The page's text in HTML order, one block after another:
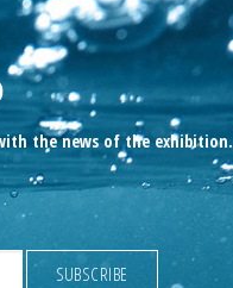
the news of the exhibition.